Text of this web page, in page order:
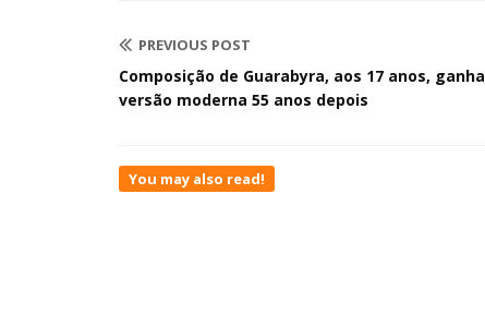
PREVIOUS POST
Composição de Guarabyra, aos 17 anos, ganha
versão moderna 55 anos depois
You may also read!